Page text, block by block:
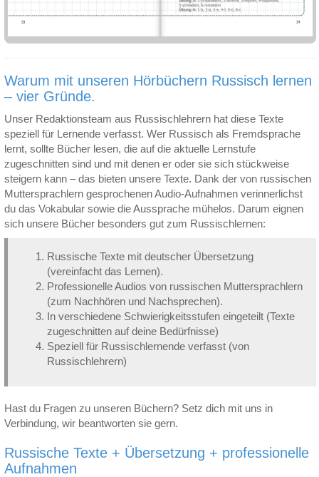
Warum mit unseren Hörbüchern Russisch lernen
– vier Gründe.
Unser Redaktionsteam aus Russischlehrern hat diese Texte
speziell für Lernende verfasst. Wer Russisch als Fremdsprache
lernt, sollte Bücher lesen, die auf die aktuelle Lernstufe
zugeschnitten sind und mit denen er oder sie sich stückweise
steigern kann – das bieten unsere Texte. Dank der von russischen
Muttersprachlern gesprochenen Audio-Aufnahmen verinnerlichst
du das Vokabular sowie die Aussprache mühelos. Darum eignen
sich unsere Bücher besonders gut zum Russischlernen:
Russische Texte mit deutscher Übersetzung
(vereinfacht das Lernen).
Professionelle Audios von russischen Muttersprachlern
(zum Nachhören und Nachsprechen).
In verschiedene Schwierigkeitsstufen eingeteilt (Texte
zugeschnitten auf deine Bedürfnisse)
Speziell für Russischlernende verfasst (von
Russischlehrern)
Hast du Fragen zu unseren Büchern? Setz dich mit uns in
Verbindung, wir beantworten sie gern.
Russische Texte + Übersetzung + professionelle
Aufnahmen